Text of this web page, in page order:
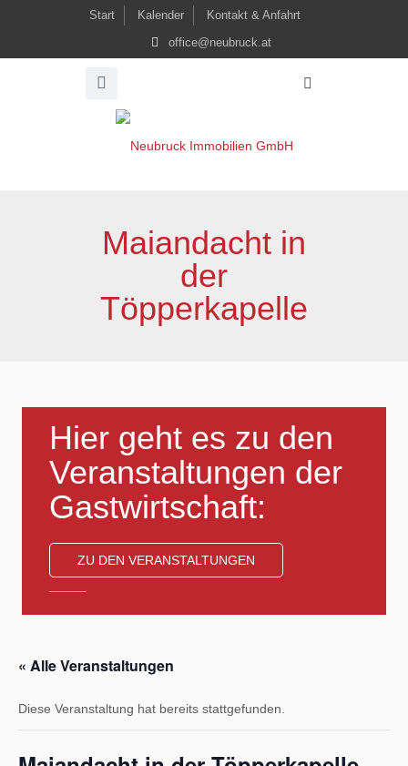
Start Kalender
Kontakt & Anfahrt
office@neubruck.at
Maiandacht in
der
Töpperkapelle
Hier geht es zu den
Veranstaltungen der
Gastwirtschaft:
« Alle Veranstaltungen
Diese Veranstaltung hat bereits stattgefunden.